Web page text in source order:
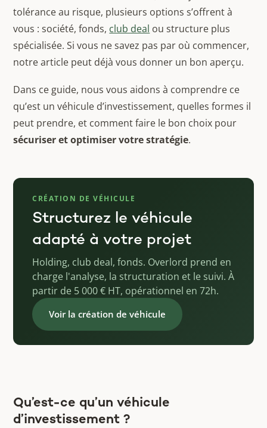
tolérance au risque, plusieurs options s’offrent à
vous : société, fonds, club deal ou structure plus
spécialisée. Si vous ne savez pas par où commencer,
notre article peut déjà vous donner un bon aperçu.
Dans ce guide, nous vous aidons à comprendre ce
qu’est un véhicule d’investissement, quelles formes il
peut prendre, et comment faire le bon choix pour
sécuriser et optimiser votre stratégie.
CRÉATION DE VÉHICULE
Structurez le véhicule
adapté à votre projet
Holding, club deal, fonds. Overlord prend en
charge l'analyse, la structuration et le suivi. À
partir de 5 000 € HT, opérationnel en 72h.
Voir la création de véhicule
Qu’est-ce qu’un véhicule
d’investissement ?